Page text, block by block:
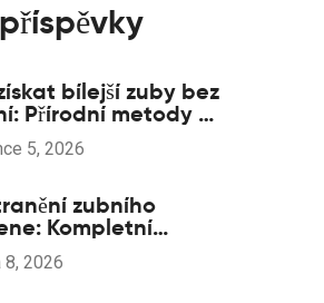
bílejší zuby bez
Přírodní metody a
hygiena
5, 2026
zubního
Kompletní
pro zdravé zuby
8, 2026